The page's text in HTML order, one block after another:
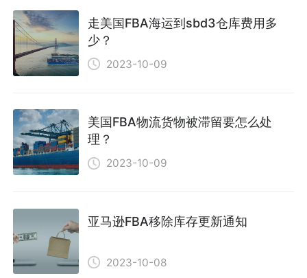
走美国FBA海运到sbd3仓库费用多
少？
2023-10-09
美国FBA物流货物被滞留要怎么处
理？
2023-10-09
亚马逊FBA移除库存更新通知
2023-10-08